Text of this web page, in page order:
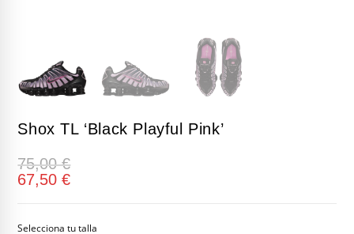
Shox TL ‘Black Playful Pink’
75,00€
67,50€